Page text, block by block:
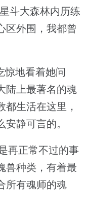
斗大森林内历练
区外围，我都曾
惊地看着她问
陆上最著名的魂
生活在这里，
静可言的。
再正常不过的事
兽种类，有着最
所有魂师的魂